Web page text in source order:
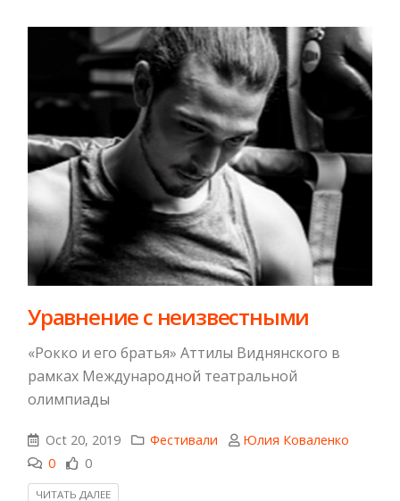
Уравнение с неизвестными
«Рокко и его братья» Аттилы Виднянского в
рамках Международной театральной
олимпиады
Oct 20, 2019 Фестивали
Юлия Коваленко
0
0
ЧИТАТЬ ДАЛЕЕ